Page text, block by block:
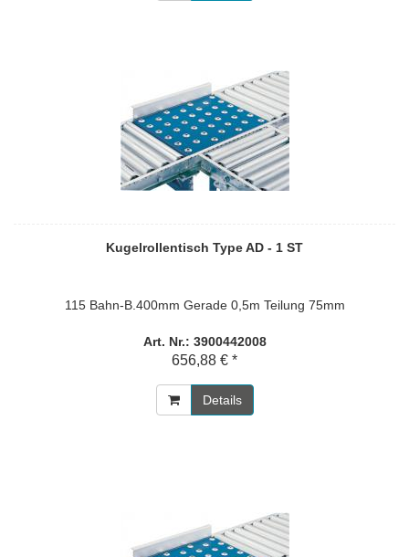
Kugelrollentisch Type AD - 1 ST
115 Bahn-B.400mm Gerade 0,5m Teilung 75mm
Art. Nr.: 3900442008
656,88 € *
Details